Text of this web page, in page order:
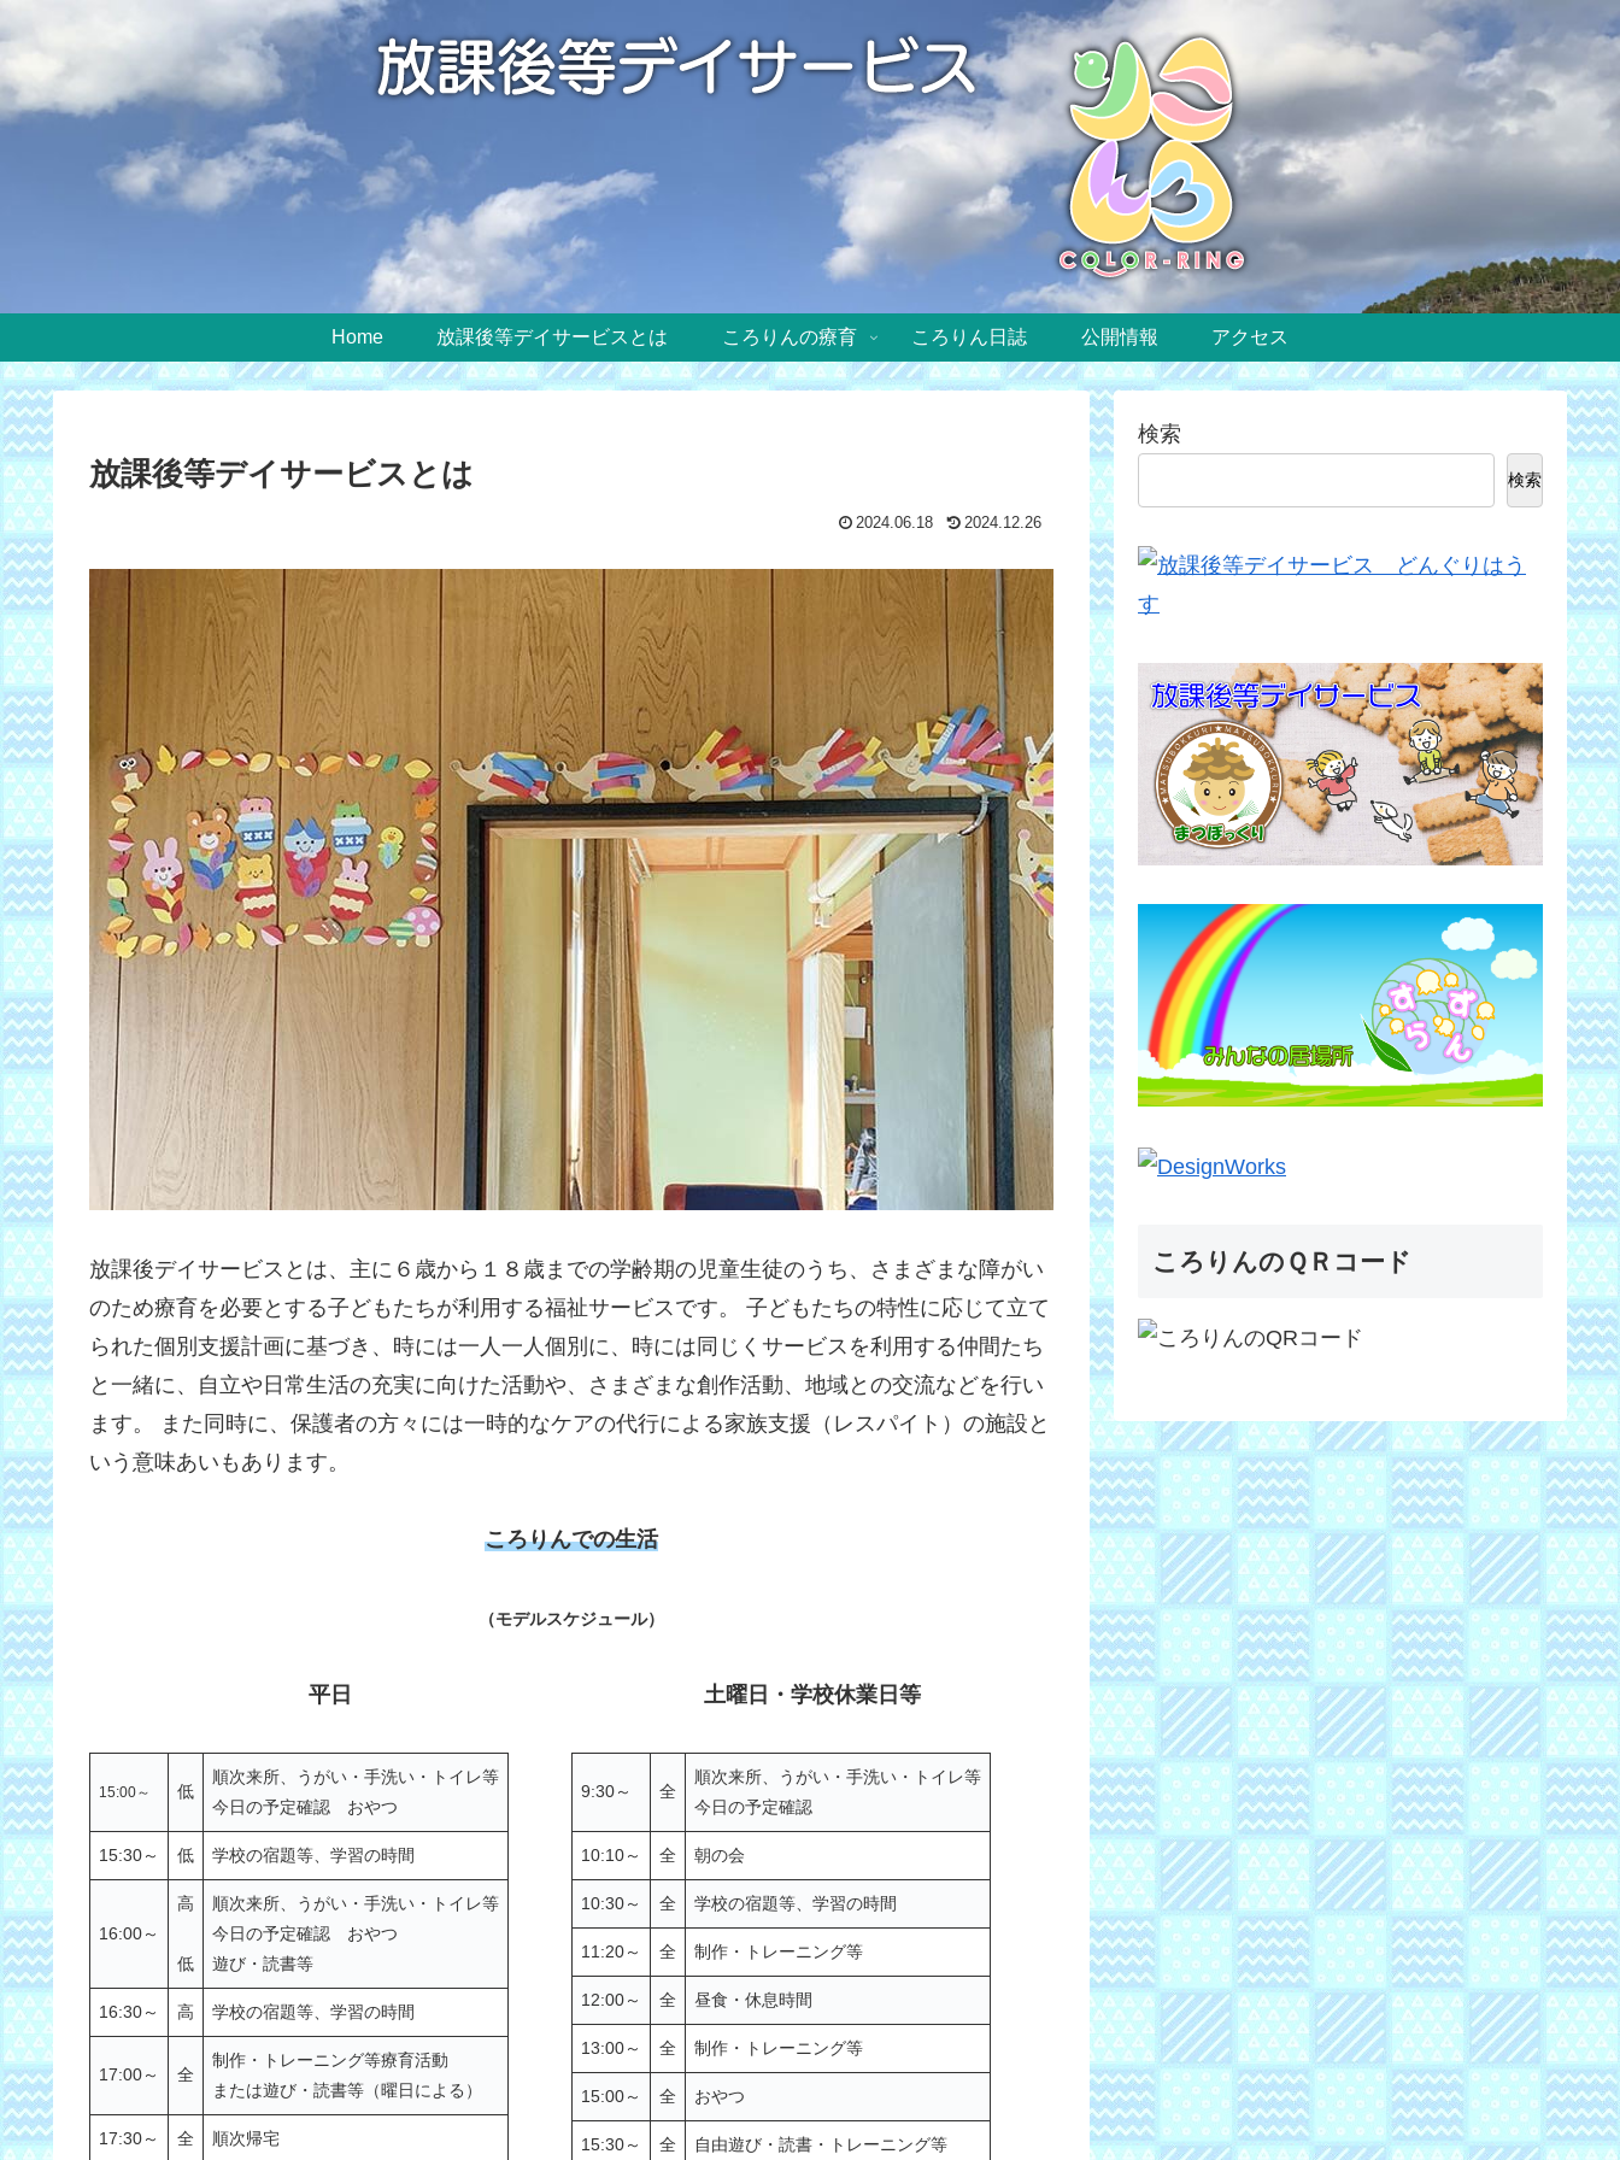
Home 放課後等デイサービスとは ころりんの療育 ころりん日誌 公開情報 アクセス
放課後等デイサービスとは
2024.06.18 2024.12.26
放課後デイサービスとは、主に６歳から１８歳までの学齢期の児童生徒のうち、さまざまな障がい
のため療育を必要とする子どもたちが利用する福祉サービスです。 子どもたちの特性に応じて立て
られた個別支援計画に基づき、時には一人一人個別に、時には同じくサービスを利用する仲間たち
と一緒に、自立や日常生活の充実に向けた活動や、さまざまな創作活動、地域との交流などを行い
ます。 また同時に、保護者の方々には一時的なケアの代行による家族支援（レスパイト）の施設と
いう意味あいもあります。
ころりんでの生活
（モデルスケジュール）
平日
15:00～ 低
順次来所、うがい・手洗い・トイレ等
今日の予定確認 おやつ
15:30～ 低 学校の宿題等、学習の時間
16:00～
高
低
順次来所、うがい・手洗い・トイレ等
今日の予定確認 おやつ
遊び・読書等
16:30～ 高 学校の宿題等、学習の時間
17:00～ 全
制作・トレーニング等療育活動
または遊び・読書等（曜日による）
17:30～ 全 順次帰宅
土曜日・学校休業日等
9:30～ 全
順次来所、うがい・手洗い・トイレ等
今日の予定確認
10:10～ 全 朝の会
10:30～ 全 学校の宿題等、学習の時間
11:20～ 全 制作・トレーニング等
12:00～ 全 昼食・休息時間
13:00～ 全 制作・トレーニング等
15:00～ 全 おやつ
15:30～ 全 自由遊び・読書・トレーニング等
検索
検索
ころりんのＱＲコード